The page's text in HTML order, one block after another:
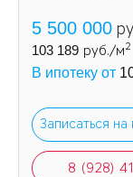
5 500 000
103 189 руб./м2
В ипотеку от
Записаться
8 (928)